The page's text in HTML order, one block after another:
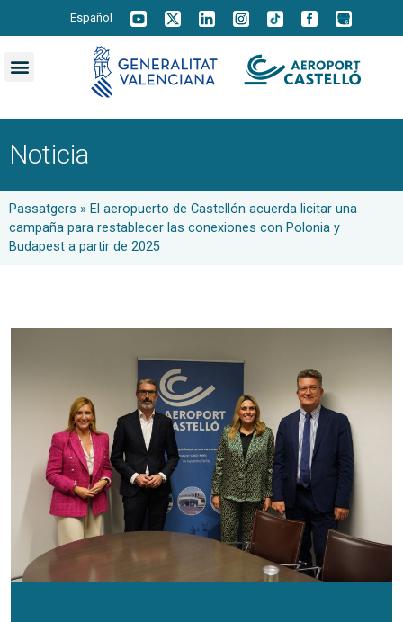
Español
Noticia
Passatgers » El aeropuerto de Castellón acuerda licitar una
campaña para restablecer las conexiones con Polonia y
Budapest a partir de 2025